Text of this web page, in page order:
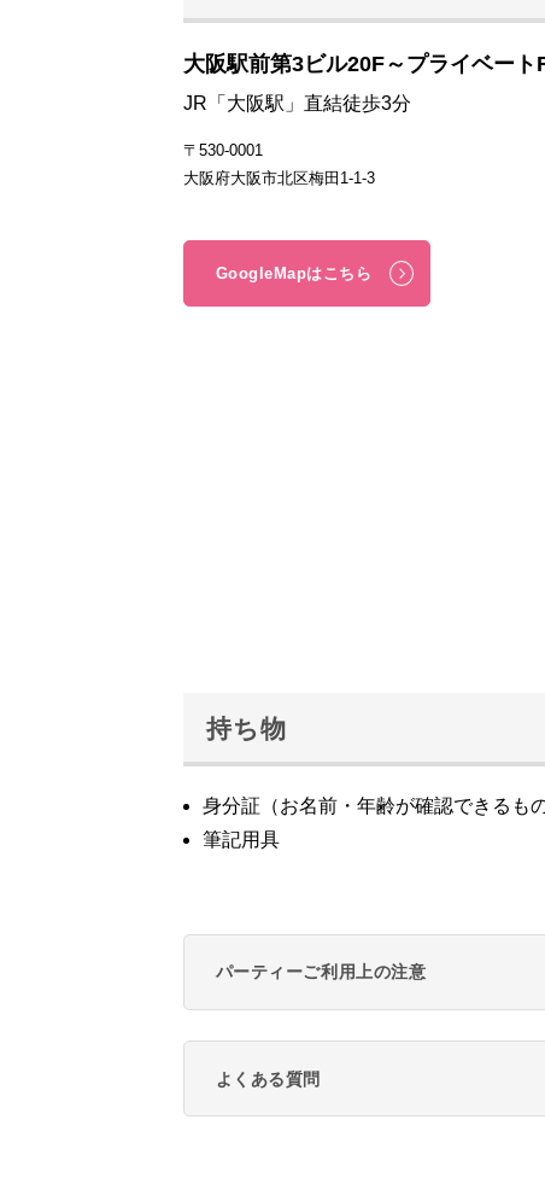
大阪駅前第3ビル20F～プライベート
JR「大阪駅」直結徒歩3分
〒530-0001
大阪府大阪市北区梅田1-1-3
GoogleMapはこちら
持ち物
身分証（お名前・年齢が確認できるも
筆記用具
パーティーご利用上の注意
よくある質問